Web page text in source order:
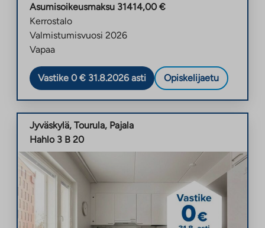
Asumisoikeusmaksu 31414,00 €
Kerrostalo
Valmistumisvuosi 2026
Vapaa
Vastike 0 € 31.8.2026 asti Opiskelijaetu
Jyväskylä, Tourula, Pajala
Hahlo 3 B 20